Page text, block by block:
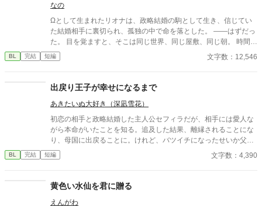
なの
Ωとして生まれたリオナは、政略結婚の駒として生き、信じてい
た結婚相手に裏切られ、孤独の中で命を落とした。 ――はずだっ
た。 目を覚ますと、そこは同じ世界、同じ屋敷、同じ朝。 時間だ
けが巻き戻り、前世の記憶を持つのは自分だけ。 愛を知らないま
ま死んだ。今度こそ、本物の愛を知り、自ら選び取る人生を生き
った温もりに触れ、自らの意思で愛を選び直す物語。 「愛を知ら
ず道具として生きてきたΩが転生を機に、 年上αの騎士と本物の
愛を掴みます。 全6話＋番外編完結済み！サクサク読めます。
BL 完結 短編 文字数：12,546
出戻り王子が幸せになるまで
あきたいぬ大好き（深凪雪花）
初恋の相手と政略結婚した主人公セフィラだが、相手には愛人な
がら本命がいたことを知る。追及した結果、離縁されることにな
り、母国に出戻ることに。けれど、バツイチになったせいか父王
に厄介払いされ、後宮から追い出されてしまう。王都の下町で暮
らし始めるが、ふと訪れた先の母校で幼馴染であるフレンシスと
戻り王子のお話です。 ※他サイトにも掲載しております。
BL 完結 短編 文字数：4,390
黄色い水仙を君に贈る
えんがわ